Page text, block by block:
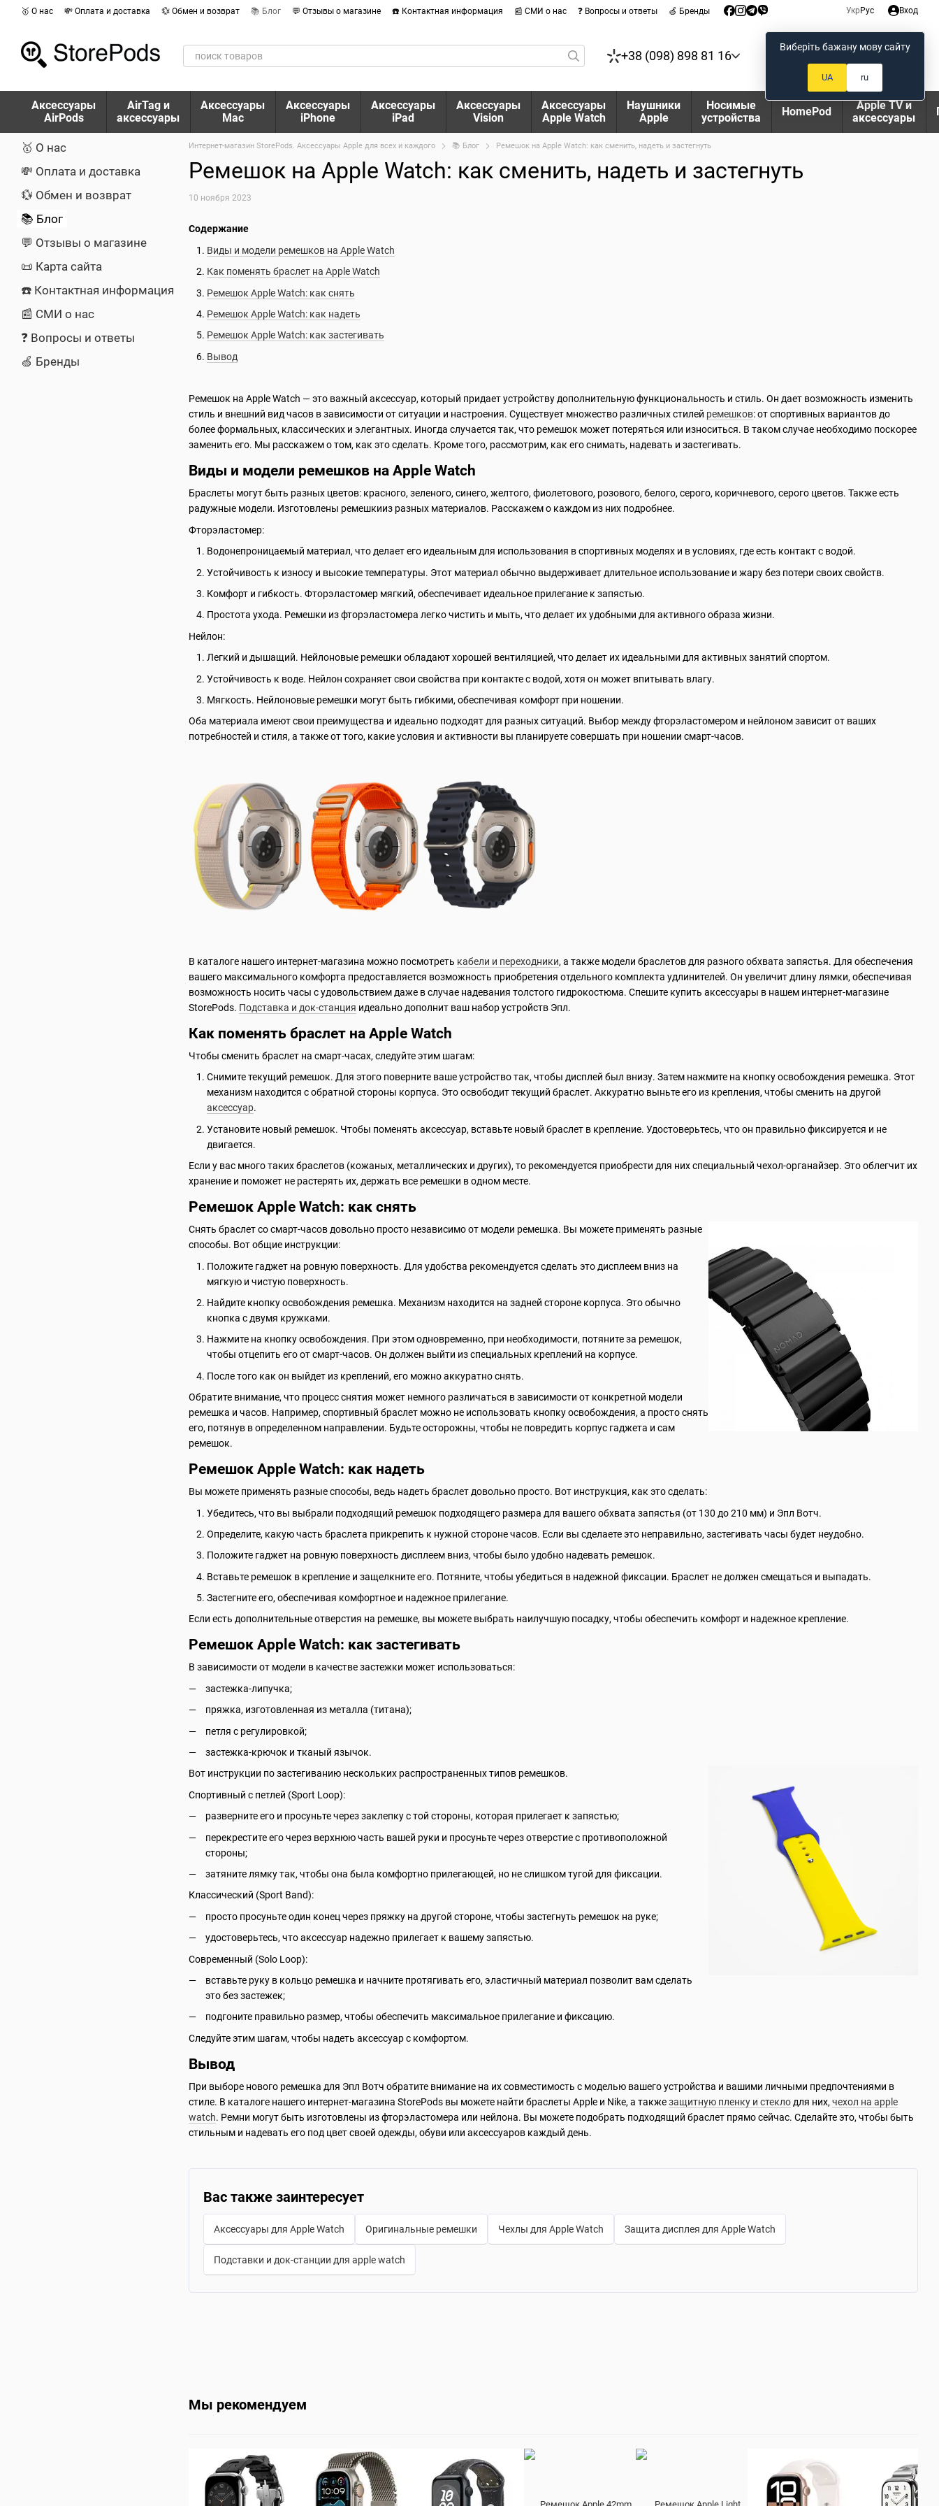
Перейти к основному контенту
🥇 О нас 💸 Оплата и доставка 💱 Обмен и возврат 📚 Блог 💬 Отзывы о магазине ☎️ Контактная информация 📰 СМИ о нас ❓ Вопросы и ответы 🍏 Бренды Укр Рус Вход
+38 (098) 898 81 16 Мой заказ
Аксессуары
AirPods
AirTag и
аксессуары
Аксессуары
Mac
Аксессуары
iPhone
Аксессуары
iPad
Аксессуары
Vision
Аксессуары
Apple Watch
Наушники
Apple
Носимые
устройства
HomePod
Apple TV и
аксессуары
Интернет-магазин StorePods. Аксессуары Apple для всех и каждого 📚 Блог Ремешок на Apple Watch: как сменить, надеть и застегнуть
Ремешок на Apple Watch: как сменить, надеть и застегнуть
10 ноября 2023
Содержание
Виды и модели ремешков на Apple Watch
Как поменять браслет на Apple Watch
Ремешок Apple Watch: как снять
Ремешок Apple Watch: как надеть
Ремешок Apple Watch: как застегивать
Вывод
Ремешок на Apple Watch — это важный аксессуар, который придает устройству дополнительную функциональность и стиль. Он дает возможность изменить
стиль и внешний вид часов в зависимости от ситуации и настроения. Существует множество различных стилей ремешков: от спортивных вариантов до
более формальных, классических и элегантных. Иногда случается так, что ремешок может потеряться или износиться. В таком случае необходимо поскорее
заменить его. Мы расскажем о том, как это сделать. Кроме того, рассмотрим, как его снимать, надевать и застегивать.
Виды и модели ремешков на Apple Watch
Браслеты могут быть разных цветов: красного, зеленого, синего, желтого, фиолетового, розового, белого, серого, коричневого, серого цветов. Также есть
радужные модели. Изготовлены ремешкииз разных материалов. Расскажем о каждом из них подробнее.
Фторэластомер:
Водонепроницаемый материал, что делает его идеальным для использования в спортивных моделях и в условиях, где есть контакт с водой.
Устойчивость к износу и высокие температуры. Этот материал обычно выдерживает длительное использование и жару без потери своих свойств.
Комфорт и гибкость. Фторэластомер мягкий, обеспечивает идеальное прилегание к запястью.
Простота ухода. Ремешки из фторэластомера легко чистить и мыть, что делает их удобными для активного образа жизни.
Нейлон:
Легкий и дышащий. Нейлоновые ремешки обладают хорошей вентиляцией, что делает их идеальными для активных занятий спортом.
Устойчивость к воде. Нейлон сохраняет свои свойства при контакте с водой, хотя он может впитывать влагу.
Мягкость. Нейлоновые ремешки могут быть гибкими, обеспечивая комфорт при ношении.
Оба материала имеют свои преимущества и идеально подходят для разных ситуаций. Выбор между фторэластомером и нейлоном зависит от ваших
потребностей и стиля, а также от того, какие условия и активности вы планируете совершать при ношении смарт-часов.
В каталоге нашего интернет-магазина можно посмотреть кабели и переходники, а также модели браслетов для разного обхвата запястья. Для обеспечения
вашего максимального комфорта предоставляется возможность приобретения отдельного комплекта удлинителей. Он увеличит длину лямки, обеспечивая
возможность носить часы с удовольствием даже в случае надевания толстого гидрокостюма. Спешите купить аксессуары в нашем интернет-магазине
StorePods. Подставка и док-станция идеально дополнит ваш набор устройств Эпл.
Как поменять браслет на Apple Watch
Чтобы сменить браслет на смарт-часах, следуйте этим шагам:
Снимите текущий ремешок. Для этого поверните ваше устройство так, чтобы дисплей был внизу. Затем нажмите на кнопку освобождения ремешка. Этот
механизм находится с обратной стороны корпуса. Это освободит текущий браслет. Аккуратно выньте его из крепления, чтобы сменить на другой
аксессуар.
Установите новый ремешок. Чтобы поменять аксессуар, вставьте новый браслет в крепление. Удостоверьтесь, что он правильно фиксируется и не
двигается.
Если у вас много таких браслетов (кожаных, металлических и других), то рекомендуется приобрести для них специальный чехол-органайзер. Это облегчит их
хранение и поможет не растерять их, держать все ремешки в одном месте.
Ремешок Apple Watch: как снять
Снять браслет со смарт-часов довольно просто независимо от модели ремешка. Вы можете применять разные
способы. Вот общие инструкции:
Положите гаджет на ровную поверхность. Для удобства рекомендуется сделать это дисплеем вниз на
мягкую и чистую поверхность.
Найдите кнопку освобождения ремешка. Механизм находится на задней стороне корпуса. Это обычно
кнопка с двумя кружками.
Нажмите на кнопку освобождения. При этом одновременно, при необходимости, потяните за ремешок,
чтобы отцепить его от смарт-часов. Он должен выйти из специальных креплений на корпусе.
После того как он выйдет из креплений, его можно аккуратно снять.
Обратите внимание, что процесс снятия может немного различаться в зависимости от конкретной модели
ремешка и часов. Например, спортивный браслет можно не использовать кнопку освобождения, а просто снять
его, потянув в определенном направлении. Будьте осторожны, чтобы не повредить корпус гаджета и сам
ремешок.
Ремешок Apple Watch: как надеть
Вы можете применять разные способы, ведь надеть браслет довольно просто. Вот инструкция, как это сделать:
Убедитесь, что вы выбрали подходящий ремешок подходящего размера для вашего обхвата запястья (от 130 до 210 мм) и Эпл Вотч.
Определите, какую часть браслета прикрепить к нужной стороне часов. Если вы сделаете это неправильно, застегивать часы будет неудобно.
Положите гаджет на ровную поверхность дисплеем вниз, чтобы было удобно надевать ремешок.
Вставьте ремешок в крепление и защелкните его. Потяните, чтобы убедиться в надежной фиксации. Браслет не должен смещаться и выпадать.
Застегните его, обеспечивая комфортное и надежное прилегание.
Если есть дополнительные отверстия на ремешке, вы можете выбрать наилучшую посадку, чтобы обеспечить комфорт и надежное крепление.
Ремешок Apple Watch: как застегивать
В зависимости от модели в качестве застежки может использоваться:
застежка-липучка;
пряжка, изготовленная из металла (титана);
петля с регулировкой;
застежка-крючок и тканый язычок.
Вот инструкции по застегиванию нескольких распространенных типов ремешков.
Спортивный с петлей (Sport Loop):
разверните его и просуньте через заклепку с той стороны, которая прилегает к запястью;
перекрестите его через верхнюю часть вашей руки и просуньте через отверстие с противоположной
стороны;
затяните лямку так, чтобы она была комфортно прилегающей, но не слишком тугой для фиксации.
Классический (Sport Band):
просто просуньте один конец через пряжку на другой стороне, чтобы застегнуть ремешок на руке;
удостоверьтесь, что аксессуар надежно прилегает к вашему запястью.
Современный (Solo Loop):
вставьте руку в кольцо ремешка и начните протягивать его, эластичный материал позволит вам сделать
это без застежек;
подгоните правильно размер, чтобы обеспечить максимальное прилегание и фиксацию.
Следуйте этим шагам, чтобы надеть аксессуар с комфортом.
Вывод
При выборе нового ремешка для Эпл Вотч обратите внимание на их совместимость с моделью вашего устройства и вашими личными предпочтениями в
стиле. В каталоге нашего интернет-магазина StorePods вы можете найти браслеты Apple и Nike, а такжезащитную пленку и стекло для них, чехол на apple
watch. Ремни могут быть изготовлены из фторэластомера или нейлона. Вы можете подобрать подходящий браслет прямо сейчас. Сделайте это, чтобы быть
стильным и надевать его под цвет своей одежды, обуви или аксессуаров каждый день.
Вас также заинтересует
Аксессуары для Apple Watch Оригинальные ремешки Чехлы для Apple Watch Защита дисплея для Apple Watch
Подставки и док-станции для apple watch
Мы рекомендуем
🥇 О нас
💸 Оплата и доставка
💱 Обмен и возврат
📚 Блог
💬 Отзывы о магазине
📜 Карта сайта
☎️ Контактная информация
📰 СМИ о нас
❓ Вопросы и ответы
🍏 Бренды
Виберіть бажану мову сайту
UA ru